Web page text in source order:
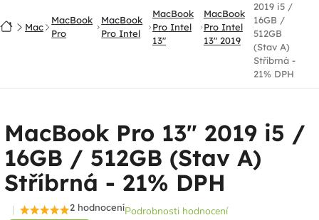
DomůMac
MacBook
Pro
MacBook
Pro Intel
MacBook
Pro Intel
13"
MacBook
Pro Intel
13" 2019
2019 i5 /
16GB /
512GB
(Stav A)
Stříbrná -
21% DPH
MacBook Pro 13" 2019 i5 /
16GB / 512GB (Stav A)
Stříbrná - 21% DPH
2 hodnoceníPodrobnosti hodnocení